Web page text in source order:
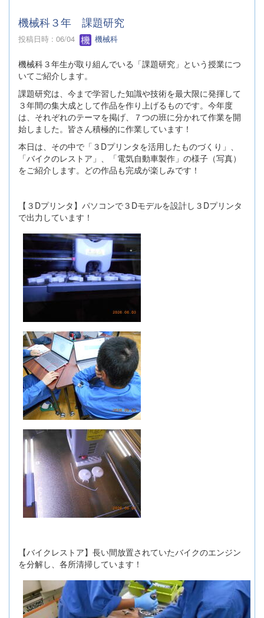
機械科３年 課題研究
投稿日時 : 06/04 機械科
機械科３年生が取り組んでいる「課題研究」という授業につ
いてご紹介します。
課題研究は、今まで学習した知識や技術を最大限に発揮して
３年間の集大成として作品を作り上げるものです。今年度
は、それぞれのテーマを掲げ、７つの班に分かれて作業を開
始しました。皆さん積極的に作業しています！
本日は、その中で「３Dプリンタを活用したものづくり」、
「バイクのレストア」、「電気自動車製作」の様子（写真）
をご紹介します。どの作品も完成が楽しみです！
【３Dプリンタ】パソコンで３Dモデルを設計し３Dプリンタ
で出力しています！
【バイクレストア】長い間放置されていたバイクのエンジン
を分解し、各所清掃しています！